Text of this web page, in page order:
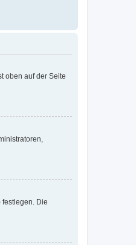
oben auf der Seite
festlegen. Die